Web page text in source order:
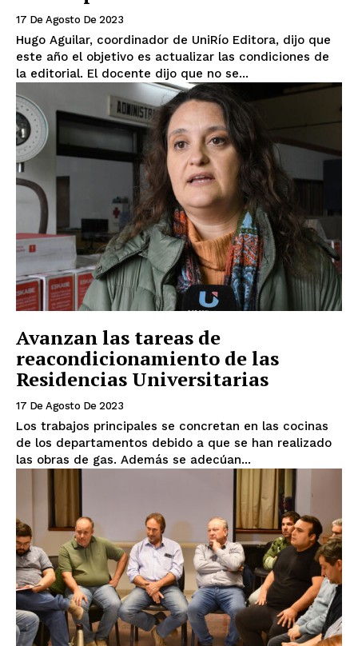
17 De Agosto De 2023
Hugo Aguilar, coordinador de UniRío Editora, dijo que
este año el objetivo es actualizar las condiciones de
la editorial. El docente dijo que no se...
Avanzan las tareas de
reacondicionamiento de las
Residencias Universitarias
17 De Agosto De 2023
Los trabajos principales se concretan en las cocinas
de los departamentos debido a que se han realizado
las obras de gas. Además se adecúan...